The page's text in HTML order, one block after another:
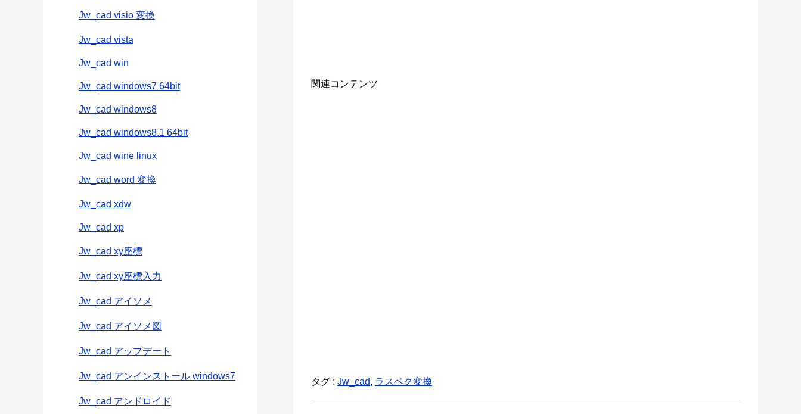
関連コンテンツ
タグ : Jw_cad, ラスベク変換
Jw_cad visio 変換
Jw_cad vista
Jw_cad win
Jw_cad windows7 64bit
Jw_cad windows8
Jw_cad windows8.1 64bit
Jw_cad wine linux
Jw_cad word 変換
Jw_cad xdw
Jw_cad xp
Jw_cad xy座標
Jw_cad xy座標入力
Jw_cad アイソメ
Jw_cad アイソメ図
Jw_cad アップデート
Jw_cad アンインストール windows7
Jw_cad アンドロイド